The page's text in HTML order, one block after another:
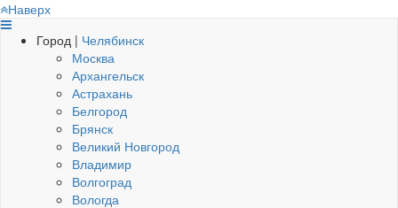
Наверх
Город | Челябинск
Москва
Архангельск
Астрахань
Белгород
Брянск
Великий Новгород
Владимир
Волгоград
Вологда